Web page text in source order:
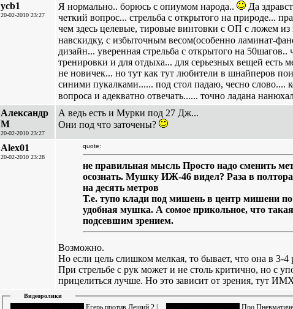
ycb1
20-02-2010 23:27
Я нормально.. борюсь с опиумом народа..
Да
четкий вопрос... стрельба с открытого на природе...
чем здесь целевые, тировые винтовки с ОП с ложем из
навскидку, с избыточным весом(особенно ламинат-
дизайн... уверенная стрельба с открытого на 50шагов..
тренировки и для отдыха... для серьезных вещей есть
не новичек... но тут как тут любители в шнайперов
синими пукалками...... под стол падаю, чесно слово....
вопроса и адекватно отвечать...... точно ладана
Александр
М
20-02-2010 23:27
А ведь есть и Мурки под 27 Дж...
Они под что заточены?
Alex01
20-02-2010 23:28
quote:
не правильная мысль Просто надо сменить
осознать. Мушку ИЖ-46 видел? Раза в
на десять метров
Т.е. тупо клади под мишень в центр мишени
удобная мушка. А сомое прикольное, что
подсевшим зрением.
Возможно.
Но если цель слишком мелкая, то бывает, что она в 3-
При стрельбе с рук может и не столь критично, но с
прицелиться лучше. Но это зависит от зрения, тут
Видеоролики
Егерь против Леший 2 | Про